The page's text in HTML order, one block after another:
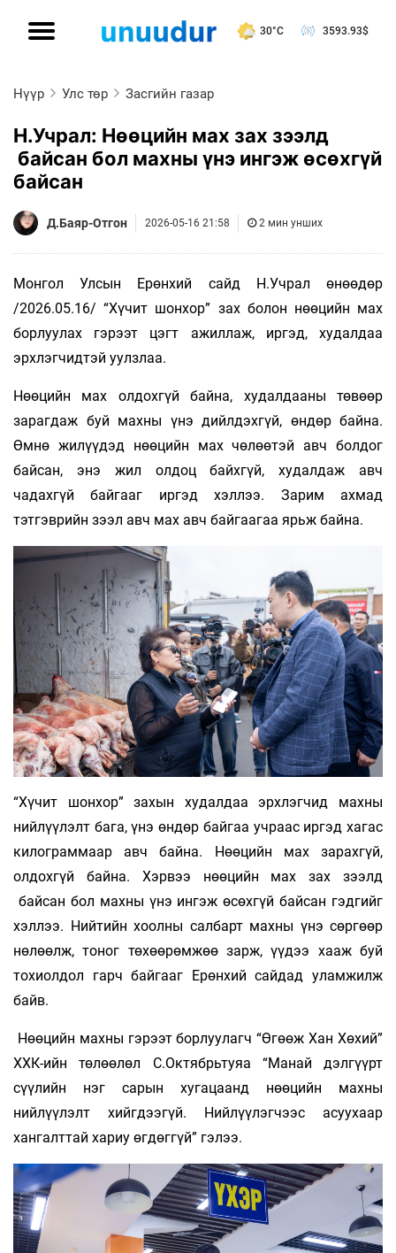
30°C 3593.93$
Нүүр Улс төр Засгийн газар
Н.Учрал: Нөөцийн мах зах зээлд
байсан бол махны үнэ ингэж өсөхгүй
байсан
Д.Баяр-Отгон 2026-05-16 21:58 2 мин унших
Монгол Улсын Ерөнхий сайд Н.Учрал өнөөдөр
/2026.05.16/ “Хүчит шонхор” зах болон нөөцийн мах
борлуулах гэрээт цэгт ажиллаж, иргэд, худалдаа
эрхлэгчидтэй уулзлаа.
Нөөцийн мах олдохгүй байна, худалдааны төвөөр
зарагдаж буй махны үнэ дийлдэхгүй, өндөр байна.
Өмнө жилүүдэд нөөцийн мах чөлөөтэй авч болдог
байсан, энэ жил олдоц байхгүй, худалдаж авч
чадахгүй байгааг иргэд хэллээ. Зарим ахмад
тэтгэврийн зээл авч мах авч байгаагаа ярьж байна.
“Хүчит шонхор” захын худалдаа эрхлэгчид махны
нийлүүлэлт бага, үнэ өндөр байгаа учраас иргэд хагас
килограммаар авч байна. Нөөцийн мах зарахгүй,
олдохгүй байна. Хэрвээ нөөцийн мах зах зээлд
байсан бол махны үнэ ингэж өсөхгүй байсан гэдгийг
хэллээ. Нийтийн хоолны салбарт махны үнэ сөргөөр
нөлөөлж, тоног төхөөрөмжөө зарж, үүдээ хааж буй
тохиолдол гарч байгааг Ерөнхий сайдад уламжилж
байв.
Нөөцийн махны гэрээт борлуулагч “Өгөөж Хан Хөхий”
ХХК-ийн төлөөлөл С.Октябрьтуяа “Манай дэлгүүрт
сүүлийн нэг сарын хугацаанд нөөцийн махны
нийлүүлэлт хийгдээгүй. Нийлүүлэгчээс асуухаар
хангалттай хариу өгдөггүй” гэлээ.